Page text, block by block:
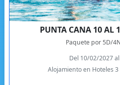
PUNTA CANA 10 AL
Paquete por 5D/4N
Del 10/02/2027
Alojamiento en Hoteles